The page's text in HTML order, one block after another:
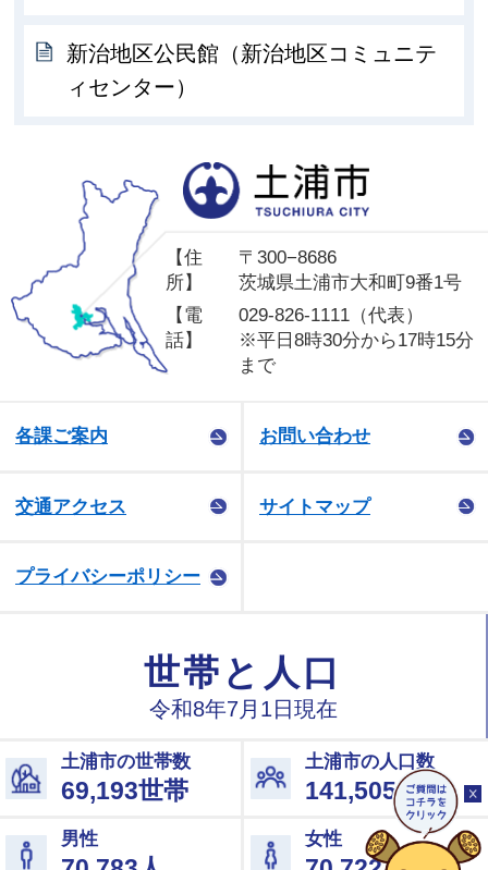
新治地区公民館（新治地区コミュニテ
ィセンター）
【住
所】
〒300−8686
茨城県土浦市大和町9番1号
【電
話】
029-826-1111（代表）
※平日8時30分から17時15分
まで
各課ご案内 お問い合わせ
交通アクセス サイトマップ
プライバシーポリシー